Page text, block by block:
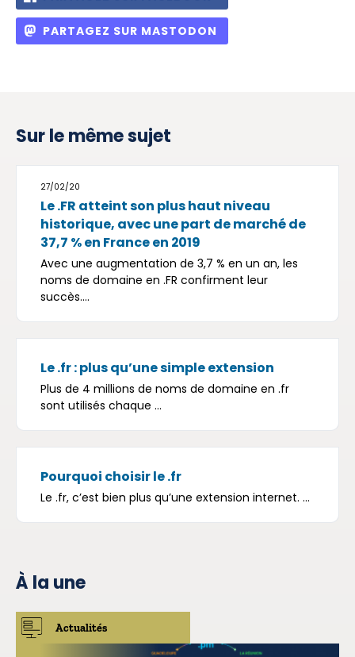
PARTAGEZ SUR MASTODON
Sur le même sujet
27/02/20
Le .FR atteint son plus haut niveau
historique, avec une part de marché de
37,7 % en France en 2019
Avec une augmentation de 3,7 % en un an, les
noms de domaine en .FR confirment leur
succès....
Le .fr : plus qu’une simple extension
Plus de 4 millions de noms de domaine en .fr
sont utilisés chaque ...
Pourquoi choisir le .fr
Le .fr, c’est bien plus qu’une extension internet. ...
À la une
Actualités